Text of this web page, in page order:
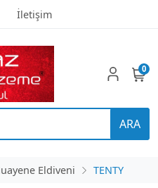
İletişim
ARA
0
Eldiveni TENTY